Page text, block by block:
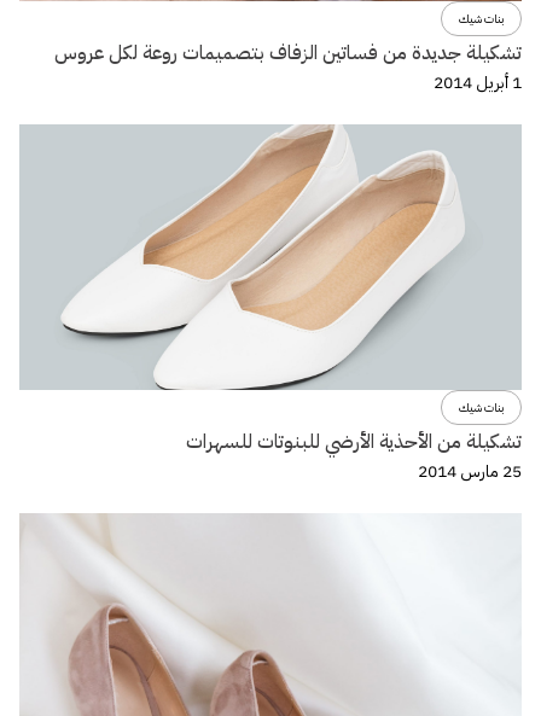
بنات شيك
تشكيلة جديدة من فساتين الزفاف بتصميمات روعة لكل عروس
1 أبريل 2014
بنات شيك
تشكيلة من الأحذية الأرضي للبنوتات للسهرات
25 مارس 2014